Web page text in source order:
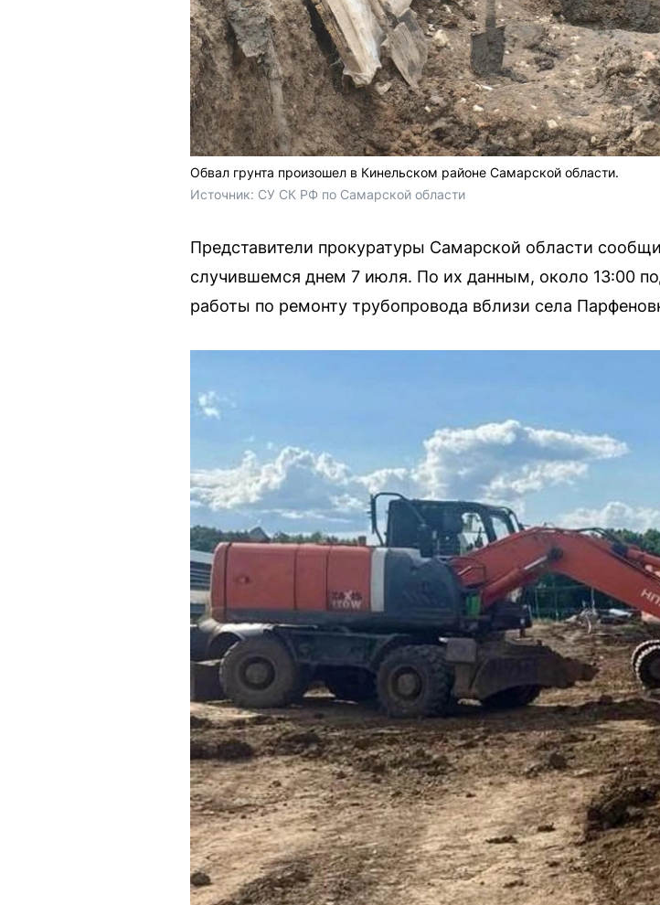
Обвал грунта произошел в Кинельском районе Самарской области.
Источник: СУ СК РФ по Самарской области
Представители прокуратуры Самарской области
случившемся днем 7 июля. По их данным, около 13:00
работы по ремонту трубопровода вблизи села